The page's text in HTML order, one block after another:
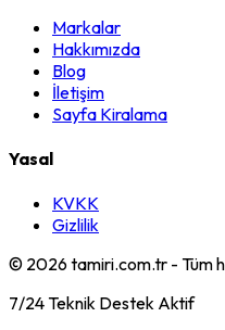
Markalar
Hakkımızda
Blog
İletişim
Sayfa Kiralama
Yasal
KVKK
Gizlilik
© 2026tamiri.com.tr - Tüm
7/24 Teknik Destek Aktif